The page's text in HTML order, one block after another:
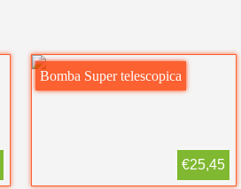
Bomba Super telescopica
€25,45